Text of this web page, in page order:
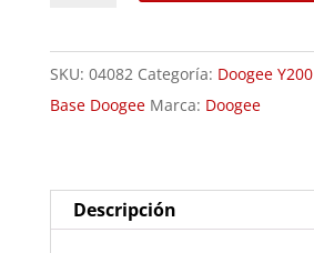
cantidad
SKU: 04082 Categoría: Doogee Y200
Base Doogee Marca: Doogee
Descripción